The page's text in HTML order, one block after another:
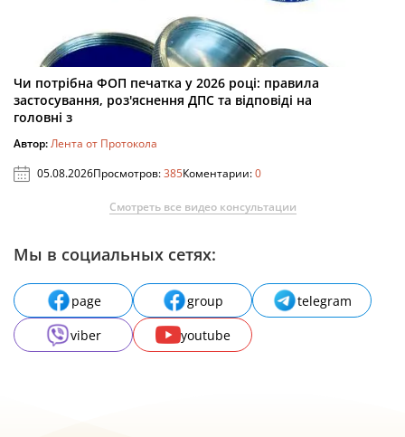
Чи потрібна ФОП печатка у 2026 році: правила
застосування, роз'яснення ДПС та відповіді на
головні з
Автор:Лента от Протокола
05.08.2026Просмотров:385Коментарии:0
Смотреть все видео консультации
Мы в социальных сетях:
page group
telegram
viber
youtube